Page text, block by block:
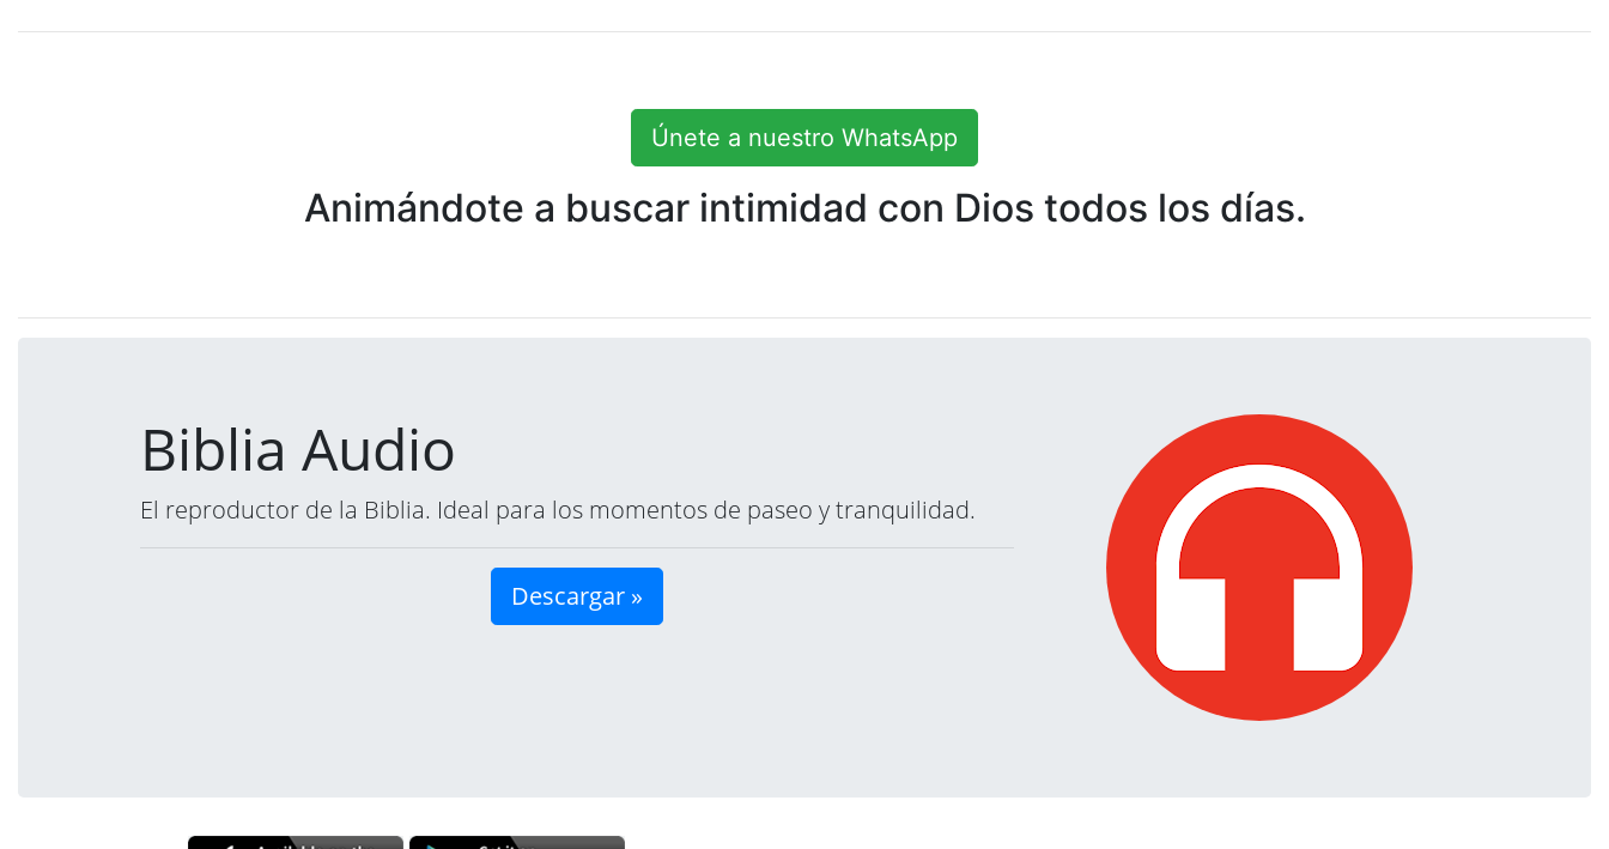
Únete a nuestro WhatsApp
Animándote a buscar intimidad con Dios todos los días.
Biblia Audio
El reproductor de la Biblia. Ideal para los momentos de paseo y tranquilidad.
Descargar »